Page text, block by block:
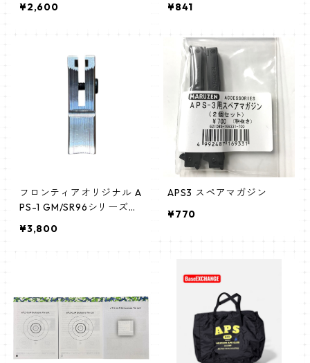
¥2,600
¥841
フロンティアオリジナル A
PS-1 GM/SR96シリーズ用
¥3,800
APS3 スペアマガジン
¥770